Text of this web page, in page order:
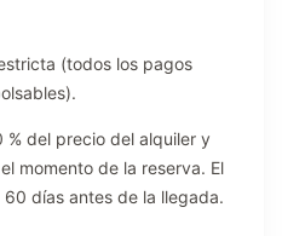
(todos los pagos
% del precio del alquiler y
momento de la reserva. El
días antes de la llegada.